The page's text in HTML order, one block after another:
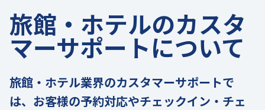
旅館・ホテルのカスタ
マーサポートについて
旅館・ホテル業界のカスタマーサポートで
は、お客様の予約対応やチェックイン・チェ